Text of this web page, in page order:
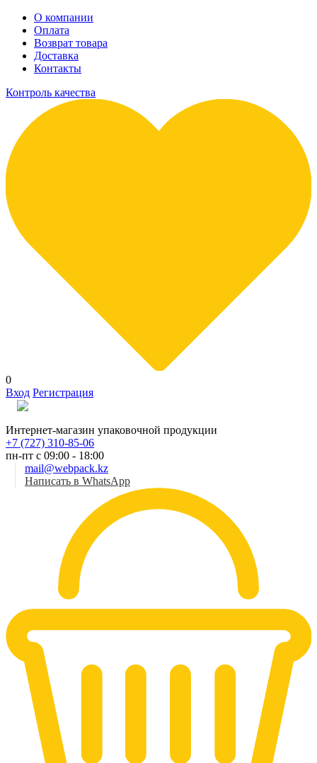
О компании
Оплата
Возврат товара
Доставка
Контакты
Контроль качества
0
Вход Регистрация
Интернет-магазин упаковочной продукции
+7 (727) 310-85-06
пн-пт с 09:00 - 18:00
mail@webpack.kz
Написать в WhatsApp